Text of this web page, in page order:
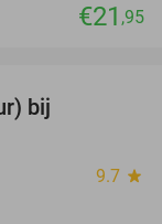
€21 ,95
bij
9.7 star